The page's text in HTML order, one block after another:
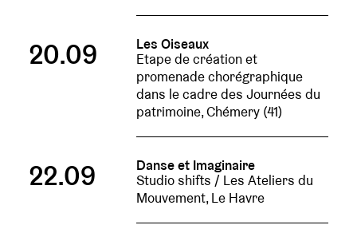
20.09
Les Oiseaux
Etape de création et
promenade chorégraphique
dans le cadre des Journées du
patrimoine, Chémery (41)
22.09
Danse et Imaginaire
Studio shifts / Les Ateliers du
Mouvement, Le Havre